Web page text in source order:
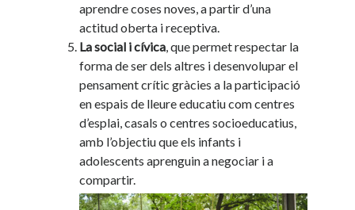
aprendre coses noves, a partir d’una
actitud oberta i receptiva.
La social i cívica, que permet respectar la
forma de ser dels altres i desenvolupar el
pensament crític gràcies a la participació
en espais de lleure educatiu com centres
d’esplai, casals o centres socioeducatius,
amb l’objectiu que els infants i
adolescents aprenguin a negociar i a
compartir.